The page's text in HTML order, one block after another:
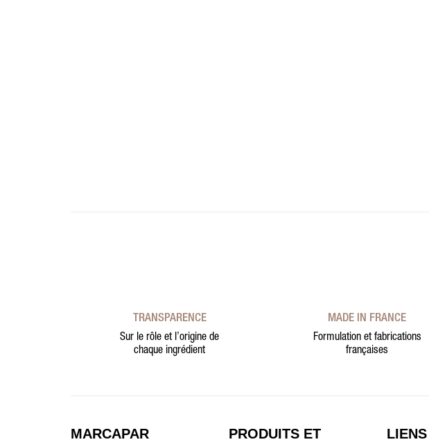
TRANSPARENCE
Sur le rôle et l’origine de
chaque ingrédient
MADE IN FRANCE
Formulation et fabrications
françaises
MARCAPAR PRODUITS ET